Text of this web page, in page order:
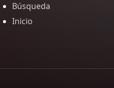
Búsqueda
Inicio